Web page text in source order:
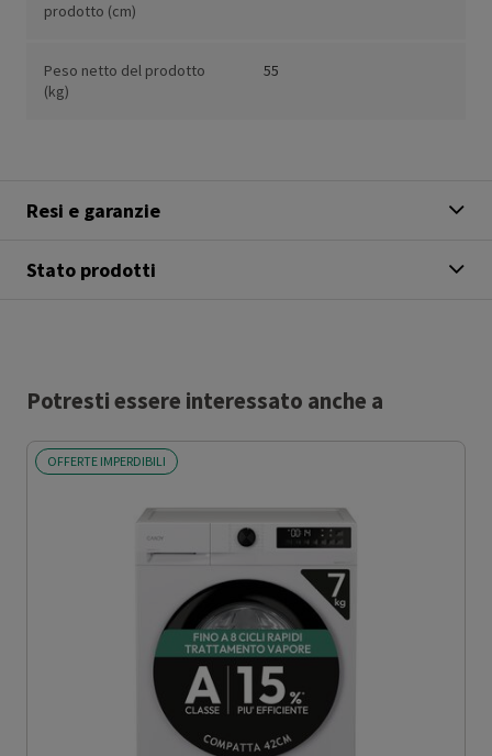
prodotto (cm)
Peso netto del prodotto
(kg)
55
Resi e garanzie
Stato prodotti
Potresti essere interessato anche a
OFFERTE IMPERDIBILI